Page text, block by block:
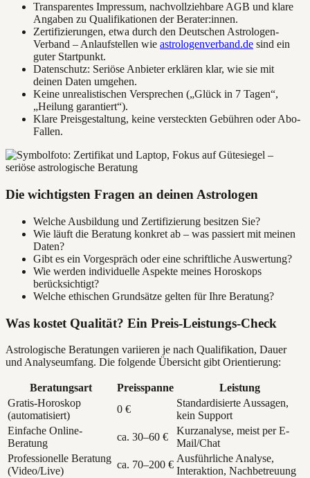
Transparentes Impressum, nachvollziehbare AGB und klare
Angaben zu Qualifikationen der Berater:innen.
Zertifizierungen, etwa durch den Deutschen Astrologen-
Verband – Anlaufstellen wie astrologenverband.de sind ein
guter Startpunkt.
Datenschutz: Seriöse Anbieter erklären klar, wie sie mit
deinen Daten umgehen.
Keine unrealistischen Versprechen („Glück in 7 Tagen“,
„Heilung garantiert“).
Klare Preisgestaltung, keine versteckten Gebühren oder Abo-
Fallen.
Die wichtigsten Fragen an deinen Astrologen
Welche Ausbildung und Zertifizierung besitzen Sie?
Wie läuft die Beratung konkret ab – was passiert mit meinen
Daten?
Gibt es ein Vorgespräch oder eine schriftliche Auswertung?
Wie werden individuelle Aspekte meines Horoskops
berücksichtigt?
Welche ethischen Grundsätze gelten für Ihre Beratung?
Was kostet Qualität? Ein Preis-Leistungs-Check
Astrologische Beratungen variieren je nach Qualifikation, Dauer
und Analyseumfang. Die folgende Übersicht gibt Orientierung:
Beratungsart Preisspanne
Leistung
Gratis-Horoskop
(automatisiert)
0 €
Standardisierte Aussagen,
kein Support
Einfache Online-
Beratung
ca. 30–60 €
Kurzanalyse, meist per E-
Mail/Chat
Professionelle Beratung
(Video/Live)
ca. 70–200 €
Ausführliche Analyse,
Interaktion, Nachbetreuung